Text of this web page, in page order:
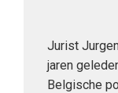
Jurist
jaren
Belgische